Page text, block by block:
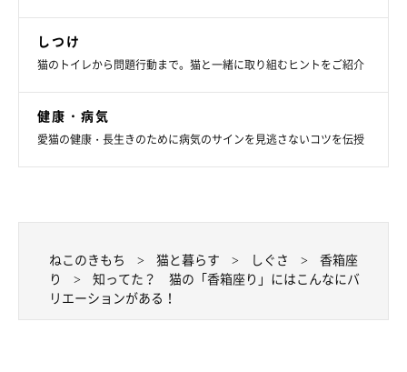
ンが見られます。愛猫が香箱座りをしていたら、どの種類に当て
はまるか観察し、そのときの気持ちを想像してみるのも面白いで
すね！
参考／「ねこのきもち」2019年4月号『どうしてするの？どんな
気持ち？We Loveニャンポーズ』（監修：哺乳動物学者 「ねこの
文／松本マユ
です。
※記事と写真に関連性はありませんので予めご了承ください。
しつけ
猫のトイレから問題行動まで。猫と一緒に取り組むヒントをご紹介
健康・病気
愛猫の健康・長生きのために病気のサインを見逃さないコツを伝授
ねこのきもち 猫と暮らす しぐさ
香箱座
り
知ってた？ 猫の「香箱座り」にはこんなにバ
リエーションがある！